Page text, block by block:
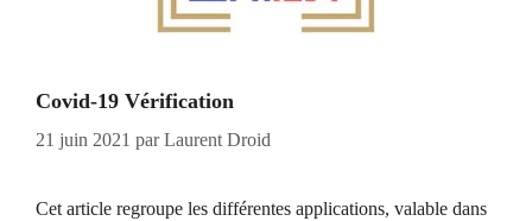
Covid-19 Vérification
21 juin 2021 parLaurent Droid
Cet article regroupe les différentes applications, valable dans